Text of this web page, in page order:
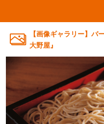
【画像ギャラリー】
大野屋』